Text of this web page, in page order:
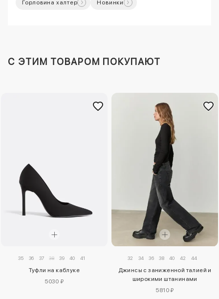
Горловина халтер Новинки
C ЭТИМ ТОВАРОМ ПОКУПАЮТ
35 36 37 38 39 40 41
Туфли на каблуке
5030 ₽
32 34 36 38 40 42 44
Джинсы с заниженной талией и
широкими штанинами
5810 ₽